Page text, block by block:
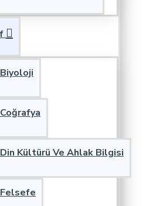
Biyoloji
Coğrafya
Din Kültürü Ve Ahlak Bilgisi
Felsefe